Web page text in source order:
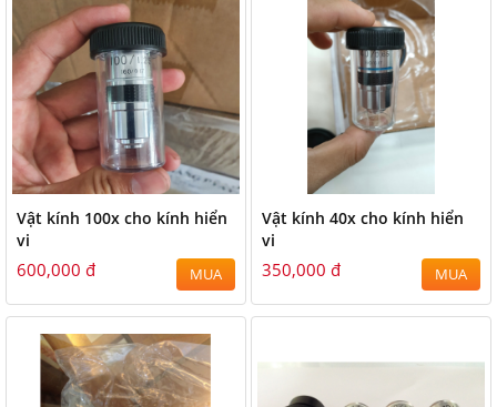
Vật kính 100x cho kính hiển
vi
600,000 đ MUA
Vật kính 40x cho kính hiển
vi
350,000 đ MUA